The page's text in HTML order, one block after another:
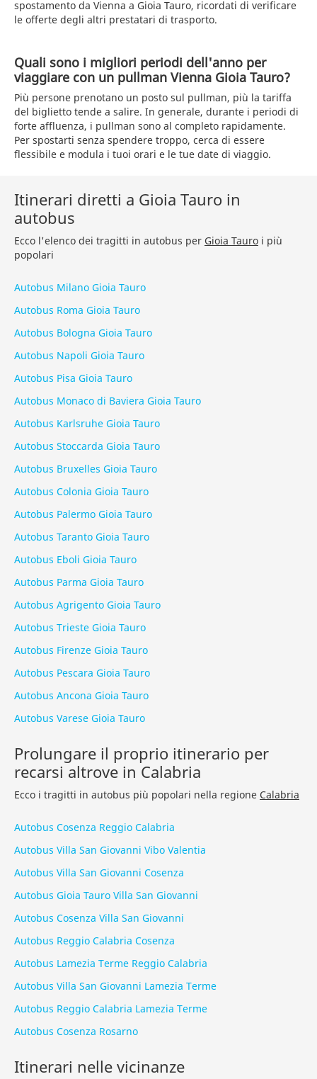
spostamento da Vienna a Gioia Tauro, ricordati di verificare
le offerte degli altri prestatari di trasporto.
Quali sono i migliori periodi dell'anno per
viaggiare con un pullman Vienna Gioia Tauro?
Più persone prenotano un posto sul pullman, più la tariffa
del biglietto tende a salire. In generale, durante i periodi di
forte affluenza, i pullman sono al completo rapidamente.
Per spostarti senza spendere troppo, cerca di essere
flessibile e modula i tuoi orari e le tue date di viaggio.
Itinerari diretti a Gioia Tauro in
autobus
Ecco l'elenco dei tragitti in autobus per Gioia Tauro i più
popolari
Autobus Milano Gioia Tauro
Autobus Roma Gioia Tauro
Autobus Bologna Gioia Tauro
Autobus Napoli Gioia Tauro
Autobus Pisa Gioia Tauro
Autobus Monaco di Baviera Gioia Tauro
Autobus Karlsruhe Gioia Tauro
Autobus Stoccarda Gioia Tauro
Autobus Bruxelles Gioia Tauro
Autobus Colonia Gioia Tauro
Autobus Palermo Gioia Tauro
Autobus Taranto Gioia Tauro
Autobus Eboli Gioia Tauro
Autobus Parma Gioia Tauro
Autobus Agrigento Gioia Tauro
Autobus Trieste Gioia Tauro
Autobus Firenze Gioia Tauro
Autobus Pescara Gioia Tauro
Autobus Ancona Gioia Tauro
Autobus Varese Gioia Tauro
Prolungare il proprio itinerario per
recarsi altrove in Calabria
Ecco i tragitti in autobus più popolari nella regione Calabria
Autobus Cosenza Reggio Calabria
Autobus Villa San Giovanni Vibo Valentia
Autobus Villa San Giovanni Cosenza
Autobus Gioia Tauro Villa San Giovanni
Autobus Cosenza Villa San Giovanni
Autobus Reggio Calabria Cosenza
Autobus Lamezia Terme Reggio Calabria
Autobus Villa San Giovanni Lamezia Terme
Autobus Reggio Calabria Lamezia Terme
Autobus Cosenza Rosarno
Itinerari nelle vicinanze